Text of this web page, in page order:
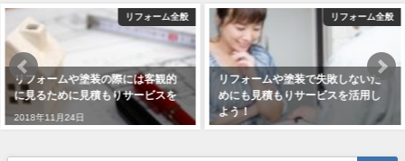
リフォーム全般
リフォームや塗装で失敗しないた
めにも見積もりサービスを活用し
よう！
リフォーム全般
リフォームや塗装の際には見積も
りサービスを利用して軌道修正し
ていこう！